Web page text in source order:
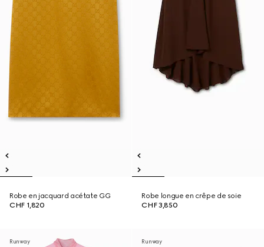
Robe en jacquard acétate GG
CHF 1,820
Robe longue en crêpe de soie
CHF 3,850
Runway Runway